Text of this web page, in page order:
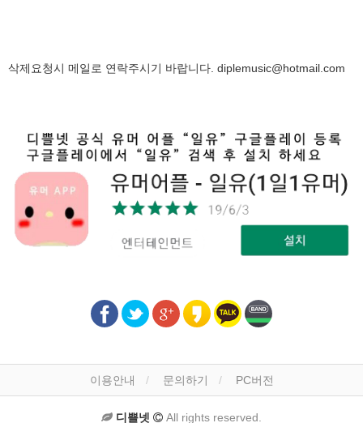
삭제요청시 메일로 연락주시기 바랍니다. diplemusic@hotmail.com
이용안내 문의하기 PC버전
디쁠넷 All rights reserved.